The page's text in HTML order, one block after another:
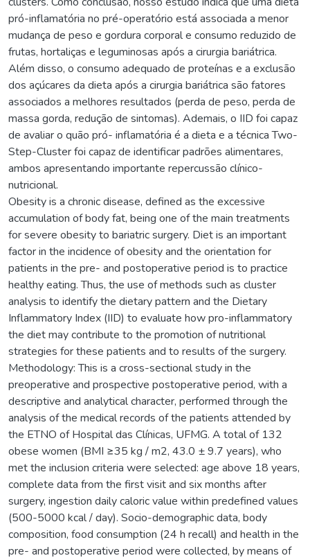
pró-inflamatória no pré-operatório está associada a menor
mudança de peso e gordura corporal e consumo reduzido de
frutas, hortaliças e leguminosas após a cirurgia bariátrica.
Além disso, o consumo adequado de proteínas e a exclusão
dos açúcares da dieta após a cirurgia bariátrica são fatores
associados a melhores resultados (perda de peso, perda de
massa gorda, redução de sintomas). Ademais, o IID foi capaz
de avaliar o quão pró- inflamatória é a dieta e a técnica Two-
Step-Cluster foi capaz de identificar padrões alimentares,
ambos apresentando importante repercussão clínico-
nutricional.
Obesity is a chronic disease, defined as the excessive
accumulation of body fat, being one of the main treatments
for severe obesity to bariatric surgery. Diet is an important
factor in the incidence of obesity and the orientation for
patients in the pre- and postoperative period is to practice
healthy eating. Thus, the use of methods such as cluster
analysis to identify the dietary pattern and the Dietary
Inflammatory Index (IID) to evaluate how pro-inflammatory
the diet may contribute to the promotion of nutritional
strategies for these patients and to results of the surgery.
Methodology: This is a cross-sectional study in the
preoperative and prospective postoperative period, with a
descriptive and analytical character, performed through the
analysis of the medical records of the patients attended by
the ETNO of Hospital das Clínicas, UFMG. A total of 132
obese women (BMI ≥35 kg / m2, 43.0 ± 9.7 years), who
met the inclusion criteria were selected: age above 18 years,
complete data from the first visit and six months after
surgery, ingestion daily caloric value within predefined values
(500-5000 kcal / day). Socio-demographic data, body
composition, food consumption (24 h recall) and health in the
pre- and postoperative period were collected, by means of